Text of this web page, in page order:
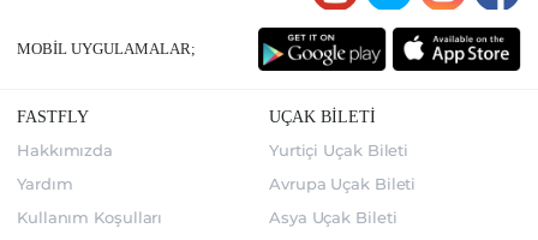
MOBİL UYGULAMALAR;
FASTFLY
Hakkımızda
Yardım
Kullanım Koşulları
UÇAK BİLETİ
Yurtiçi Uçak Bileti
Avrupa Uçak Bileti
Asya Uçak Bileti